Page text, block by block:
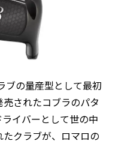
ブの量産型として最初
されたコブラのパタ
イバーとして世の中
クラブが、ロマロの